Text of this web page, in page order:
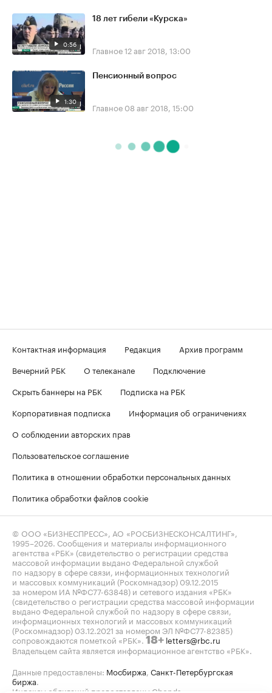
0:56
18 лет гибели «Курска»
Главное12 авг 2018, 13:00
1:30
Пенсионный вопрос
Главное 08 авг 2018, 15:00
Контактная информация Редакция
Архив программ
Вечерний РБК
О телеканале
Подключение
Скрыть баннеры на РБК
Подписка на РБК
Корпоративная подписка
Информация об ограничениях
О соблюдении авторских прав
Пользовательское соглашение
Политика в отношении обработки персональных данных
Политика обработки файлов cookie
© ООО «БИЗНЕСПРЕСС», АО «РОСБИЗНЕСКОНСАЛТИНГ»,
1995–2026 . Сообщения и материалы информационного
агентства «РБК» (свидетельство о регистрации средства
массовой информации выдано Федеральной службой
по надзору в сфере связи, информационных технологий
и массовых коммуникаций (Роскомнадзор) 09.12.2015
за номером ИА №ФС77-63848) и сетевого издания «РБК»
(свидетельство о регистрации средства массовой информации
выдано Федеральной службой по надзору в сфере связи,
информационных технологий и массовых коммуникаций
(Роскомнадзор) 03.12.2021 за номером ЭЛ №ФС77-82385)
сопровождаются пометкой «РБК». 18+ letters@rbc.ru
Владельцем сайта является информационное агентство «РБК».
Данные предоставлены: Мосбиржа Санкт-Петербургская
биржа
Индексы облигаций предоставлены Cbonds.